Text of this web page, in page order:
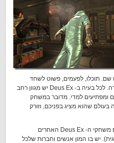
שם. תוכלו, לפעמים, פשוט לשחד
מישהו אחר שיעשה עבורכם חלק מהעבודה. לכל בעיה ב- Deus Ex יש מגוון רחב
ומפתיעים למדי. מדובר במשחק
שהוא מציג בפניכם, וזורק
העולם הזה מצליח בקלות לעשות צדק עם משחקי ה- Deus Ex האחרים
יש בו המון אנשים וחברות שלכל